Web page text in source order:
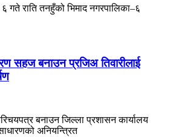
राति तनहुँको भिमाद नगरपालिका–६
सहज बनाउन प्रजिअ तिवारीलाई
बनाउन जिल्ला प्रशासन कार्यालय
अनियन्त्रित